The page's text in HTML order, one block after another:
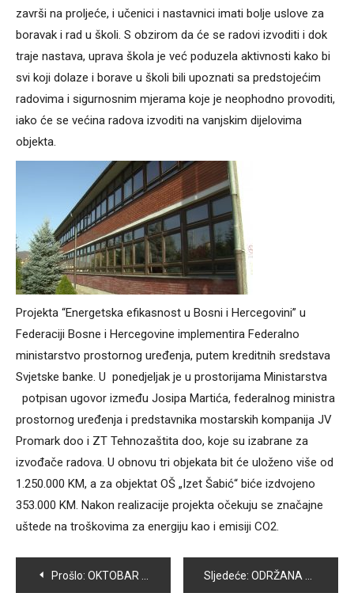
završi na proljeće, i učenici i nastavnici imati bolje uslove za
boravak i rad u školi. S obzirom da će se radovi izvoditi i dok
traje nastava, uprava škola je već poduzela aktivnosti kako bi
svi koji dolaze i borave u školi bili upoznati sa predstojećim
radovima i sigurnosnim mjerama koje je neophodno provoditi,
iako će se većina radova izvoditi na vanjskim dijelovima
objekta.
Projekta “Energetska efikasnost u Bosni i Hercegovini” u
Federaciji Bosne i Hercegovine implementira Federalno
ministarstvo prostornog uređenja, putem kreditnih sredstava
Svjetske banke. U ponedjeljak je u prostorijama Ministarstva
potpisan ugovor između Josipa Martića, federalnog ministra
prostornog uređenja i predstavnika mostarskih kompanija JV
Promark doo i ZT Tehnozaštita doo, koje su izabrane za
izvođače radova. U obnovu tri objekata bit će uloženo više od
1.250.000 KM, a za objektat OŠ „Izet Šabić“ biće izdvojeno
353.000 KM. Nakon realizacije projekta očekuju se značajne
uštede na troškovima za energiju kao i emisiji CO2.
Navigacija
Prošlo: OKTOBAR MJESEC ORALNE HIGIJENE Sljedeće: ODRŽANA 21. REDOVNA SJEDNICA OPĆINSKOG VIJEĆA VOGOŠĆA